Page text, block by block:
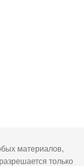
материалов,
только